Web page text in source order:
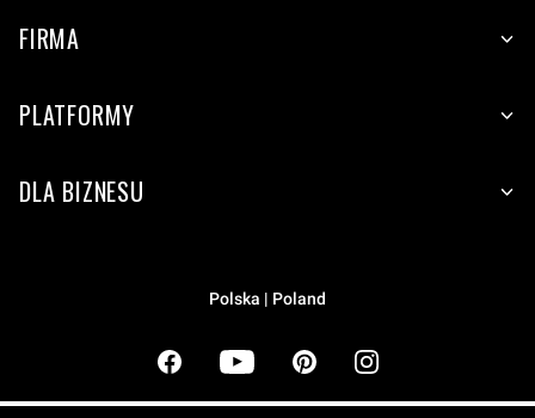
FIRMA
PLATFORMY
DLA BIZNESU
Polska | Poland